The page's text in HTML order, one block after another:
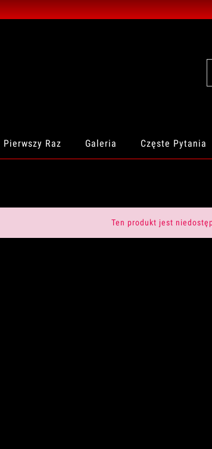
Pierwszy Raz Galeria Częste Pytania
Ten produkt jest